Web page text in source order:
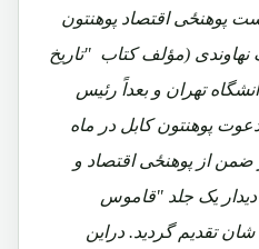
پوهنځی اقتصاد پوهنتون
نهاوندی (مؤلف کتاب "تاریخ
تهران و بعداً رئیس
پوهنتون کابل در ماه
و در ضمن از پوهنځی اقتصاد و
دیدار یک جلد "قاموس
تقدیم گردید. دراین